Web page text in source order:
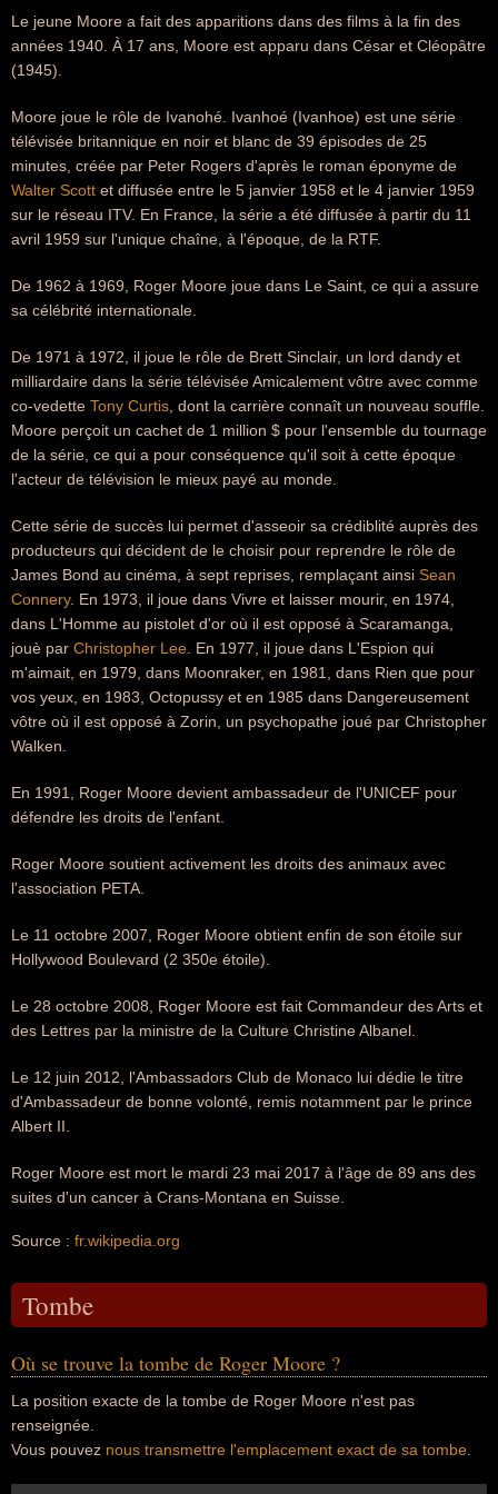
Le jeune Moore a fait des apparitions dans des films à la fin des
années 1940. À 17 ans, Moore est apparu dans César et Cléopâtre
(1945).
Moore joue le rôle de Ivanohé. Ivanhoé (Ivanhoe) est une série
télévisée britannique en noir et blanc de 39 épisodes de 25
minutes, créée par Peter Rogers d'après le roman éponyme de
Walter Scott et diffusée entre le 5 janvier 1958 et le 4 janvier 1959
sur le réseau ITV. En France, la série a été diffusée à partir du 11
avril 1959 sur l'unique chaîne, à l'époque, de la RTF.
De 1962 à 1969, Roger Moore joue dans Le Saint, ce qui a assure
sa célébrité internationale.
De 1971 à 1972, il joue le rôle de Brett Sinclair, un lord dandy et
milliardaire dans la série télévisée Amicalement vôtre avec comme
co-vedette Tony Curtis , dont la carrière connaît un nouveau souffle.
Moore perçoit un cachet de 1 million $ pour l'ensemble du tournage
de la série, ce qui a pour conséquence qu'il soit à cette époque
l'acteur de télévision le mieux payé au monde.
Cette série de succès lui permet d'asseoir sa crédiblité auprès des
producteurs qui décident de le choisir pour reprendre le rôle de
James Bond au cinéma, à sept reprises, remplaçant ainsi Sean
Connery. En 1973, il joue dans Vivre et laisser mourir, en 1974,
dans L'Homme au pistolet d'or où il est opposé à Scaramanga,
jouè par Christopher Lee . En 1977, il joue dans L'Espion qui
m'aimait, en 1979, dans Moonraker, en 1981, dans Rien que pour
vos yeux, en 1983, Octopussy et en 1985 dans Dangereusement
vôtre où il est opposé à Zorin, un psychopathe joué par Christopher
Walken.
En 1991, Roger Moore devient ambassadeur de l'UNICEF pour
défendre les droits de l'enfant.
Roger Moore soutient activement les droits des animaux avec
l'association PETA.
Le 11 octobre 2007, Roger Moore obtient enfin de son étoile sur
Hollywood Boulevard (2 350e étoile).
Le 28 octobre 2008, Roger Moore est fait Commandeur des Arts et
des Lettres par la ministre de la Culture Christine Albanel.
Le 12 juin 2012, l'Ambassadors Club de Monaco lui dédie le titre
d'Ambassadeur de bonne volonté, remis notamment par le prince
Albert II.
Roger Moore est mort le mardi 23 mai 2017 à l'âge de 89 ans des
suites d'un cancer à Crans-Montana en Suisse.
Source : fr.wikipedia.org
Tombe
Où se trouve la tombe de Roger Moore ?
La position exacte de la tombe de Roger Moore n'est pas
renseignée.
Vous pouvez nous transmettre l'emplacement exact de sa tombe